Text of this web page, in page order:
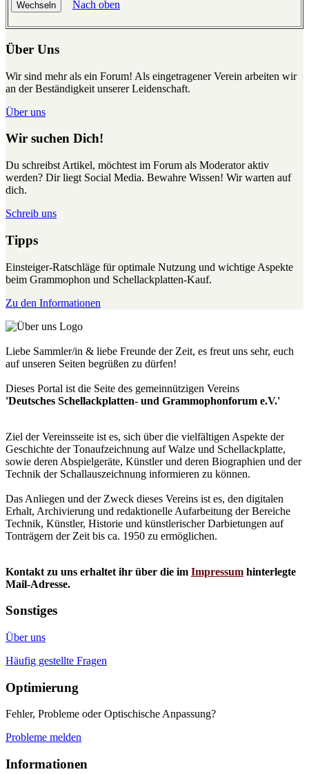
Nach oben
Über Uns
Wir sind mehr als ein Forum! Als eingetragener Verein arbeiten wir
an der Beständigkeit unserer Leidenschaft.
Über uns
Wir suchen Dich!
Du schreibst Artikel, möchtest im Forum als Moderator aktiv
werden? Dir liegt Social Media. Bewahre Wissen! Wir warten auf
dich.
Schreib uns
Tipps
Einsteiger-Ratschläge für optimale Nutzung und wichtige Aspekte
beim Grammophon und Schellackplatten-Kauf.
Zu den Informationen
Liebe Sammler/in & liebe Freunde der Zeit, es freut uns sehr, euch
auf unseren Seiten begrüßen zu dürfen!
Dieses Portal ist die Seite des gemeinnützigen Vereins
'Deutsches Schellackplatten- und Grammophonforum e.V.'
Ziel der Vereinsseite ist es, sich über die vielfältigen Aspekte der
Geschichte der Tonaufzeichnung auf Walze und Schellackplatte,
sowie deren Abspielgeräte, Künstler und deren Biographien und der
Technik der Schallauszeichnung informieren zu können.
Das Anliegen und der Zweck dieses Vereins ist es, den digitalen
Erhalt, Archivierung und redaktionelle Aufarbeitung der Bereiche
Technik, Künstler, Historie und künstlerischer Darbietungen auf
Tonträgern der Zeit bis ca. 1950 zu ermöglichen.
Kontakt zu uns erhaltet ihr über die im Impressum hinterlegte
Mail-Adresse.
Sonstiges
Über uns
Häufig gestellte Fragen
Optimierung
Fehler, Probleme oder Optischische Anpassung?
Probleme melden
Informationen